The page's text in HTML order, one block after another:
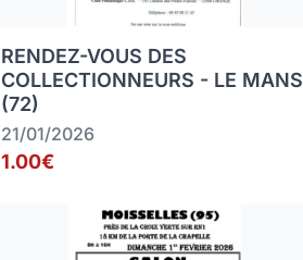
RENDEZ-VOUS DES
COLLECTIONNEURS - LE MANS
(72)
21/01/2026
1.00€